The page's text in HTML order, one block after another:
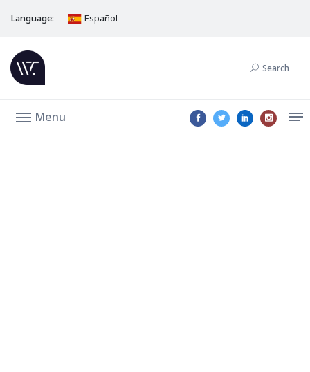
Language: Español
Search
Menu